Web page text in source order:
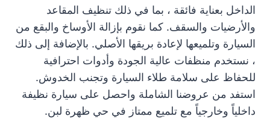
الداخل بعناية فائقة ، بما في ذلك تنظيف المقاعد
والأرضيات والسقف. كما نقوم بإزالة الأوساخ والبقع من
السيارة وتلميعها لإعادة بريقها الأصلي. بالإضافة إلى ذلك
، نستخدم منظفات عالية الجودة وأدوات احترافية
للحفاظ على سلامة طلاء السيارة وتجنب الخدوش.
استفد من عروضنا الشاملة واحصل على سيارة نظيفة
داخلياً وخارجياً مع تلميع ممتاز في حي ظهرة لبن.